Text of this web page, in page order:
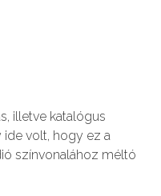
illetve katalógus
ide volt, hogy ez a
színvonalához méltó